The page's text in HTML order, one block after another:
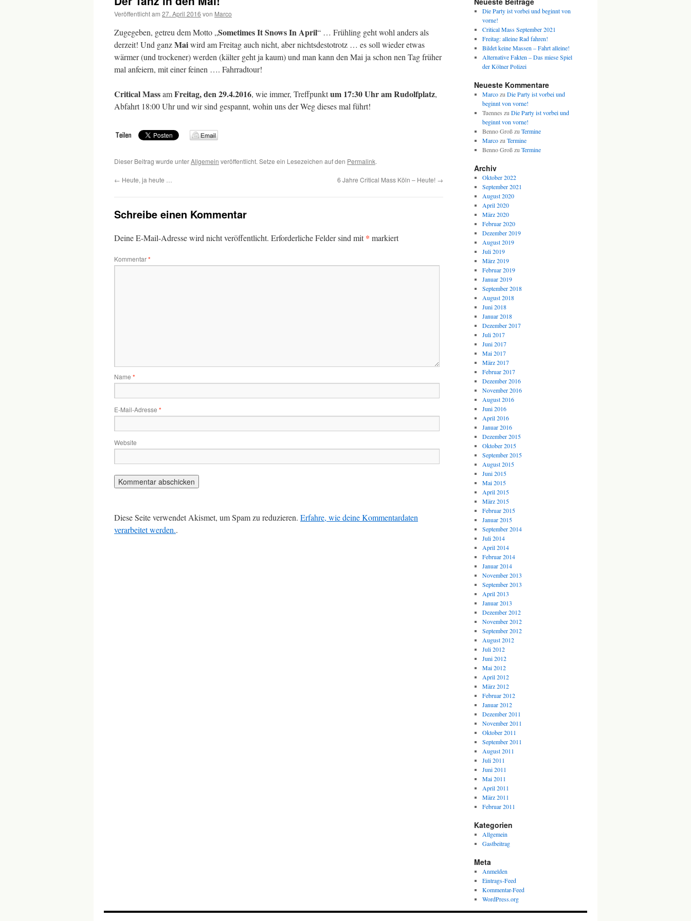
Veröffentlicht am 27. April 2016 von Marco
Zugegeben, getreu dem Motto „Sometimes It Snows In April“ … Frühling geht wohl anders als
derzeit! Und ganzMaiwird am Freitag auch nicht, aber nichtsdestotrotz … es soll wieder etwas
wärmer (und trockener) werden (kälter geht ja kaum) und man kann den Mai ja schon nen Tag früher
mal anfeiern, mit einer feinen …. Fahrradtour!
Critical MassamFreitag, den 29.4.2016, wie immer, Treffpunktum 17:30 Uhr am Rudolfplatz,
Abfahrt 18:00 Uhr und wir sind gespannt, wohin uns der Weg dieses mal führt!
Dieser Beitrag wurde unterAllgemein veröffentlicht. Setze ein Lesezeichen auf den Permalink.
← Heute, ja heute … 6 Jahre Critical Mass Köln – Heute! →
Schreibe einen Kommentar
Deine E-Mail-Adresse wird nicht veröffentlicht. Erforderliche Felder sind mit* markiert
Kommentar*
Name *
E-Mail-Adresse *
Website
Diese Seite verwendet Akismet, um Spam zu reduzieren. Erfahre, wie deine Kommentardaten
verarbeitet werden..
Die Party ist vorbei und beginnt von
vorne!
Critical Mass September 2021
Freitag: alleine Rad fahren!
Bildet keine Massen – Fahrt alleine!
Alternative Fakten – Das miese Spiel
der Kölner Polizei
Neueste Kommentare
Marcozu Die Party ist vorbei und
beginnt von vorne!
Tuennes zu Die Party ist vorbei und
beginnt von vorne!
Benno Großzu Termine
Marcozu Termine
Benno Großzu Termine
Archiv
Oktober 2022
September 2021
August 2020
April 2020
März 2020
Februar 2020
Dezember 2019
August 2019
Juli 2019
März 2019
Februar 2019
Januar 2019
September 2018
August 2018
Juni 2018
Januar 2018
Dezember 2017
Juli 2017
Juni 2017
Mai 2017
März 2017
Februar 2017
Dezember 2016
November 2016
August 2016
Juni 2016
April 2016
Januar 2016
Dezember 2015
Oktober 2015
September 2015
August 2015
Juni 2015
Mai 2015
April 2015
März 2015
Februar 2015
Januar 2015
September 2014
Juli 2014
April 2014
Februar 2014
Januar 2014
November 2013
September 2013
April 2013
Januar 2013
Dezember 2012
November 2012
September 2012
August 2012
Juli 2012
Juni 2012
Mai 2012
April 2012
März 2012
Februar 2012
Januar 2012
Dezember 2011
November 2011
Oktober 2011
September 2011
August 2011
Juli 2011
Juni 2011
Mai 2011
April 2011
März 2011
Februar 2011
Kategorien
Allgemein
Gastbeitrag
Meta
Anmelden
Eintrags-Feed
Kommentar-Feed
WordPress.org